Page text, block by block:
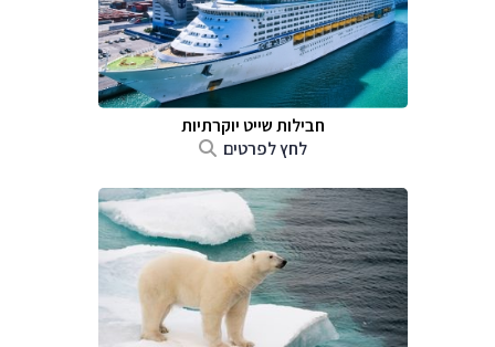
חבילות שייט יוקרתיות
לחץ לפרטים